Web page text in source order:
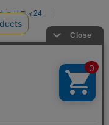
ュリティ24」